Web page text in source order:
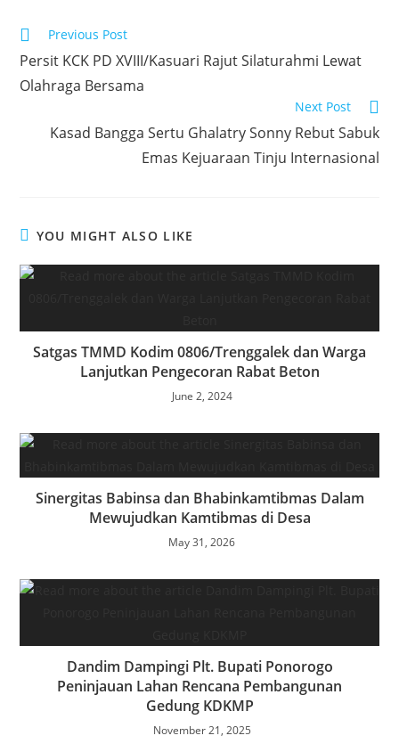
o
k
e
r
s
A
k
e
a
r
Read
articles
Previous Post
Persit KCK PD XVIII/Kasuari Rajut Silaturahmi Lewat
Olahraga Bersama
Next Post
Kasad Bangga Sertu Ghalatry Sonny Rebut Sabuk
Emas Kejuaraan Tinju Internasional
YOU MIGHT ALSO LIKE
Satgas TMMD Kodim 0806/Trenggalek dan Warga
Lanjutkan Pengecoran Rabat Beton
June 2, 2024
Sinergitas Babinsa dan Bhabinkamtibmas Dalam
Mewujudkan Kamtibmas di Desa
May 31, 2026
Dandim Dampingi Plt. Bupati Ponorogo
Peninjauan Lahan Rencana Pembangunan
Gedung KDKMP
November 21, 2025